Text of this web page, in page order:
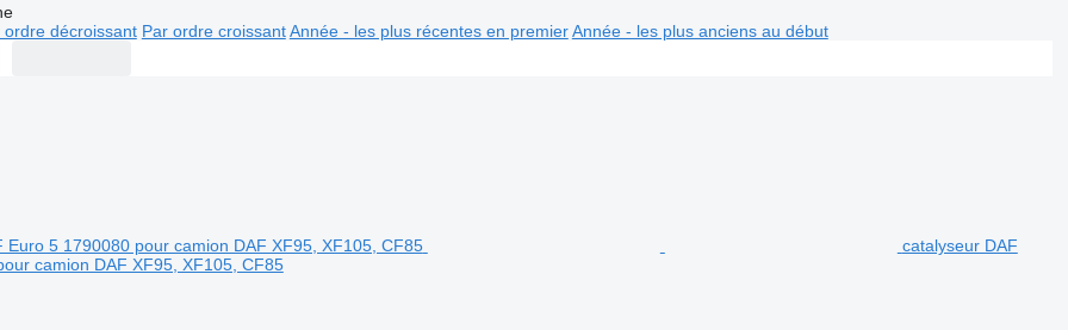
ordre décroissant Par ordre croissant Année - les plus récentes en premier Année - les plus anciens au début
catalyseur DAF
camion DAF XF95, XF105, CF85